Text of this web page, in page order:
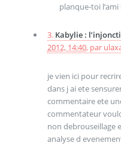
planque-toi l’ami
3. Kabylie :
2012, 14:40, par
je vien ici pour
dans j ai ete
commentaire ete
commentateur
non debrouseillage
analyse d